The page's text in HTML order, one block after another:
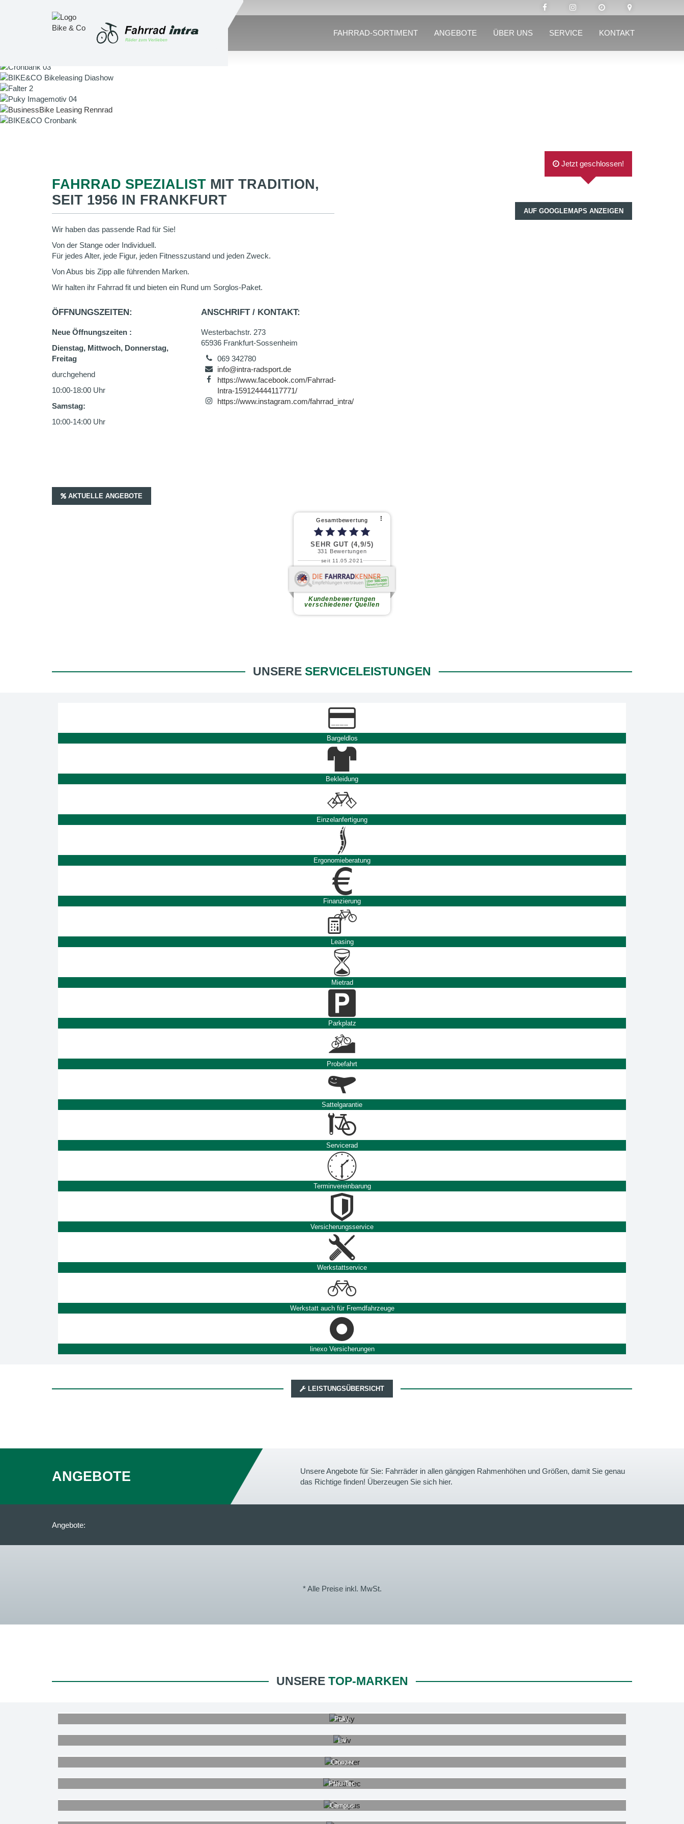
FAHRRAD-SORTIMENT ANGEBOTE ÜBER UNS SERVICE KONTAKT
FAHRRAD SPEZIALIST MIT TRADITION,
SEIT 1956 IN FRANKFURT
Wir haben das passende Rad für Sie!
Von der Stange oder Individuell.
Für jedes Alter, jede Figur, jeden Fitnesszustand und jeden Zweck.
Von Abus bis Zipp alle führenden Marken.
Wir halten ihr Fahrrad fit und bieten ein Rund um Sorglos-Paket.
ÖFFNUNGSZEITEN:
Neue Öffnungszeiten :
Dienstag, Mittwoch, Donnerstag,
Freitag
durchgehend
10:00-18:00 Uhr
Samstag:
10:00-14:00 Uhr
ANSCHRIFT / KONTAKT:
Westerbachstr. 273
65936 Frankfurt-Sossenheim
069 342780
info@intra-radsport.de
https://www.facebook.com/Fahrrad-
Intra-159124444117771/
https://www.instagram.com/fahrrad_intra/
AUF GOOGLEMAPS ANZEIGEN
Jetzt geschlossen!
AKTUELLE ANGEBOTE
Gesamtbewertung ⠇
SEHR GUT (4,9/5)
331 Bewertungen
seit 11.05.2021
Kundenbewertungen
verschiedener Quellen
Andreas Neufahrt (.
Ich habe kürzlich mein neues
Gravel-Bike in diesem
familiengeführten Fahrradladen...
weiterlesen
UNSERE SERVICELEISTUNGEN
Bargeldlos
Bekleidung
Einzelanfertigung
Ergonomieberatung
Finanzierung
Leasing
Mietrad
Parkplatz
Probefahrt
Sattelgarantie
Servicerad
Terminvereinbarung
Versicherungsservice
Werkstattservice
Werkstatt auch für Fremdfahrzeuge
linexo Versicherungen
LEISTUNGSÜBERSICHT
ANGEBOTE
Unsere Angebote für Sie: Fahrräder in allen gängigen Rahmenhöhen und Größen, damit Sie genau
das Richtige finden! Überzeugen Sie sich hier.
Angebote:
* Alle Preise inkl. MwSt.
UNSERE TOP-MARKEN
Puky
Liv
Croozer
Pfau-Tec
Campus